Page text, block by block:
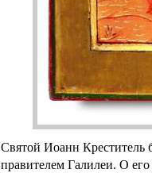
Святой Иоанн
правителем Галилеи. О